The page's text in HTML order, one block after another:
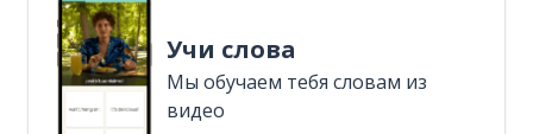
Учи слова
Мы обучаем тебя словам из
видео